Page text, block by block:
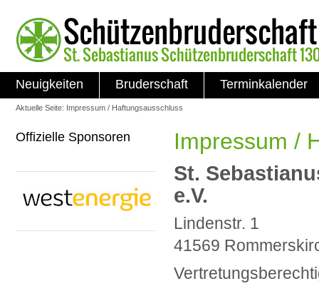
Neuigkeiten Bruderschaft Terminkalender
Aktuelle Seite: Impressum / Haftungsausschluss
Offizielle Sponsoren Impressum /
St.
e.V.
Lindenstr. 1
41569